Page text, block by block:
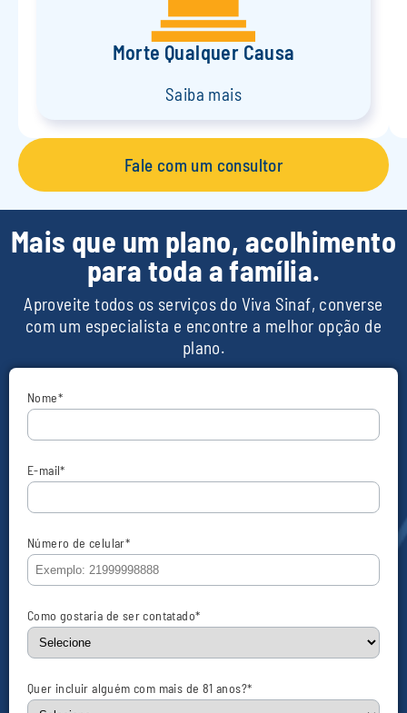
Morte Qualquer Causa
Saiba mais
Fale com um consultor
Mais que um plano, acolhimento
para toda a família.
Aproveite todos os serviços do Viva Sinaf, converse
com um especialista e encontre a melhor opção de
plano.
Nome*
E-mail*
Número de celular*
Como gostaria de ser contatado*
Quer incluir alguém com mais de 81 anos?*